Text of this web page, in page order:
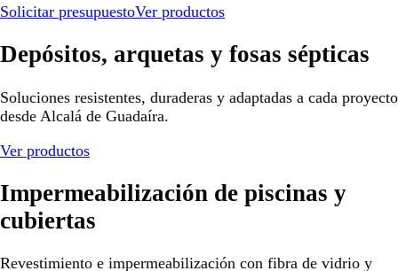
Solicitar presupuestoVer productos
Depósitos, arquetas y fosas sépticas
Soluciones resistentes, duraderas y adaptadas a cada proyecto
desde Alcalá de Guadaíra.
Ver productos
Impermeabilización de piscinas y
cubiertas
Revestimiento e impermeabilización con fibra de vidrio y